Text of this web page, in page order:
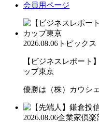
会員用ページ
2026.08.06 トピックス
【ビジネスレポート
ップ東京
優勝は（株）カウシェ
2026.08.06企業家倶楽